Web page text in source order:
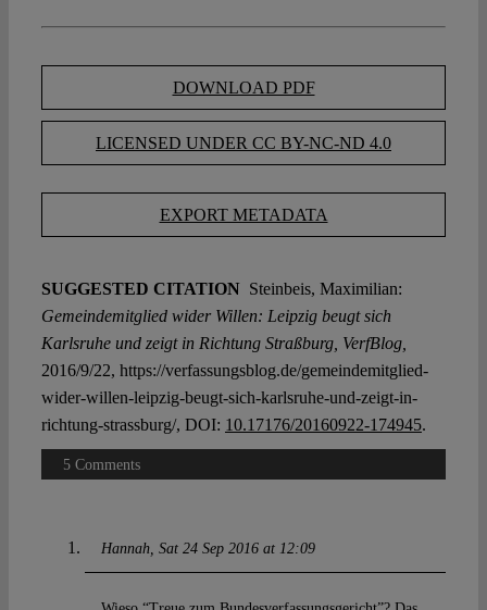
DOWNLOAD PDF
LICENSED UNDER CC BY-NC-ND 4.0
EXPORT METADATA
SUGGESTED CITATION Steinbeis, Maximilian:
Gemeindemitglied wider Willen: Leipzig beugt sich
Karlsruhe und zeigt in Richtung Straßburg, VerfBlog,
2016/9/22, https://verfassungsblog.de/gemeindemitglied-
wider-willen-leipzig-beugt-sich-karlsruhe-und-zeigt-in-
richtung-strassburg/, DOI: 10.17176/20160922-174945.
5 Comments
Hannah Sat 24 Sep 2016 at 12:09